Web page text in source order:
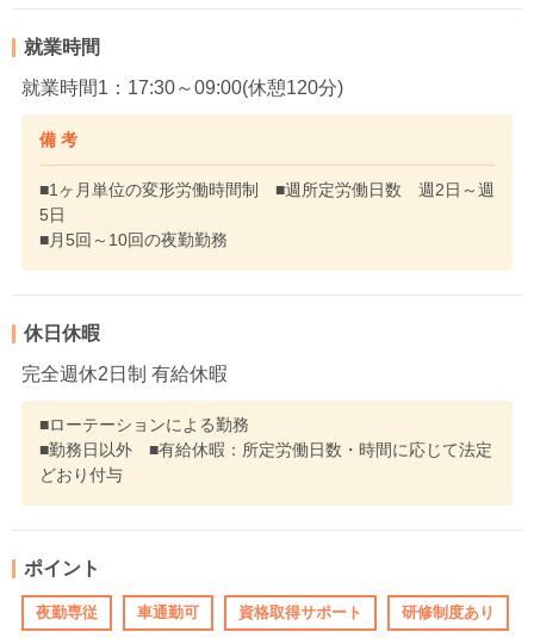
就業時間
就業時間1：17:30～09:00(休憩120分)
備 考
■1ヶ月単位の変形労働時間制 ■週所定労働日数 週2日～週
5日
■月5回～10回の夜勤勤務
休日休暇
完全週休2日制 有給休暇
■ローテーションによる勤務
■勤務日以外 ■有給休暇：所定労働日数・時間に応じて法定
どおり付与
ポイント
夜勤専従 車通勤可 資格取得サポート 研修制度あり